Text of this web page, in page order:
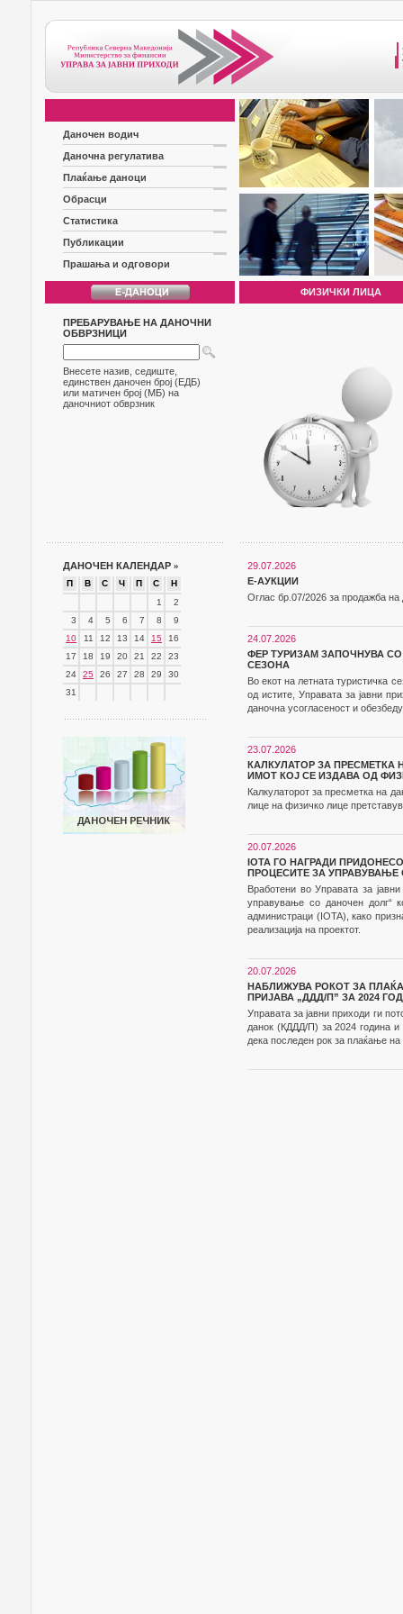
Даночен водич
Даночна регулатива
Плаќање даноци
Обрасци
Статистика
Публикации
Прашања и одговори
ФИЗИЧКИ ЛИЦА
ПРЕБАРУВАЊЕ НА ДАНОЧНИ
ОБВРЗНИЦИ
Внесете назив, седиште,
единствен даночен број (ЕДБ)
или матичен број (МБ) на
даночниот обврзник
ДАНОЧЕН КАЛЕНДАР »
П В С Ч П С
Н
1
2
3
4 5 6 7 8
9
10
11 12 13 14 15
16
17
18 19 20 21 22
23
24
25 26 27 28 29
30
31
29.07.2026
Е-АУКЦИИ
Оглас бр.07/2026 за продажба
24.07.2026
ФЕР ТУРИЗАМ ЗАПОЧНУВА
СЕЗОНА
Во екот на летната туристичка
од истите, Управата за јавни
даночна усогласеност и
23.07.2026
КАЛКУЛАТОР ЗА
ИМОТ КОЈ СЕ ИЗДАВА ОД
Калкулаторот за пресметка на
лице на физичко лице
20.07.2026
IOTA ГО НАГРАДИ
ПРОЦЕСИТЕ ЗА
Вработени во Управата за
управување со даночен долг“
администраци (IOTA), како
реализација на проектот.
20.07.2026
НАБЛИЖУВА РОКОТ ЗА
ПРИЈАВА „ДДД/П” ЗА 2024
Управата за јавни приходи ги
данок (КДДД/П) за 2024 година
дека последен рок за плаќање на